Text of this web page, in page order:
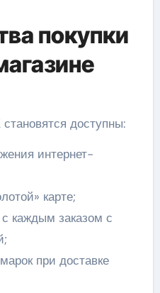
покупки
доступны:
интернет-
карте;
каждым заказом с
при доставке